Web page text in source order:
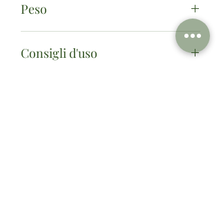
Peso
Consigli d'uso